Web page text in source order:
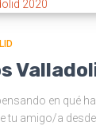
en qué
tu amigo/a